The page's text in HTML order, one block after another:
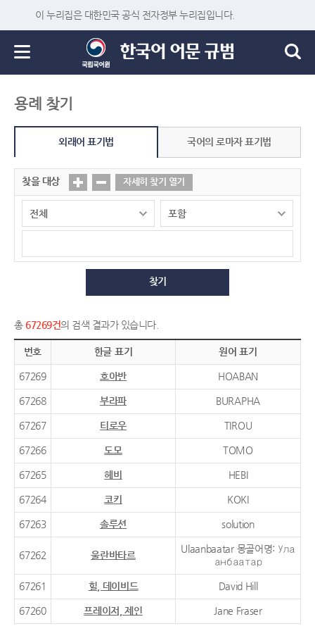
이 누리집은 대한민국 공식 전자정부 누리집입니다.
용례 찾기
외래어 표기법 국어의 로마자 표기법
찾을 대상 자세히 찾기 열기
찾기
총 67269건의 검색 결과가 있습니다.
번호 한글 표기 원어 표기
67269 호아반 HOABAN
67268 부라파 BURAPHA
67267 티로우 TIROU
67266 도모 TOMO
67265 헤비 HEBI
67264 코키 KOKI
67263 솔루션 solution
67262 울란바타르
Ulaanbaatar 몽골어명: Ула
анбаатар
67261 힐, 데이비드 David Hill
67260 프레이저, 제인 Jane Fraser